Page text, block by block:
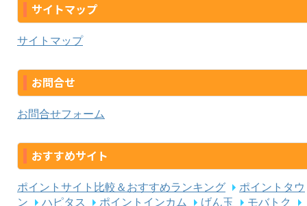
サイトマップ
サイトマップ
お問合せ
お問合せフォーム
おすすめサイト
ポイントサイト比較＆おすすめランキング
ポイントタウ
ン
ハピタス ポイントインカム げん玉 モバトク